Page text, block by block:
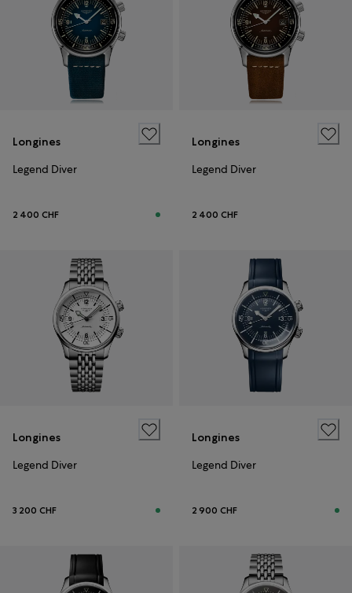
Longines
Legend Diver
2 400 CHF
Longines
Legend Diver
2 400 CHF
Longines
Legend Diver
3 200 CHF
Longines
Legend Diver
2 900 CHF